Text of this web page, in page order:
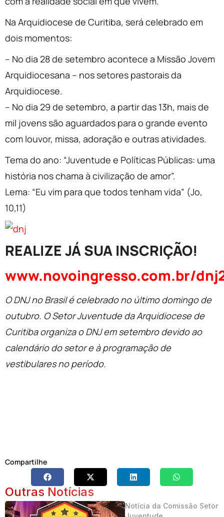
Na Arquidiocese de Curitiba, será celebrado em
dois momentos:
– No dia 28 de setembro acontece a Missão Jovem
Arquidiocesana – nos setores pastorais da
Arquidiocese.
– No dia 29 de setembro, a partir das 13h, mais de
mil jovens são aguardados para o grande evento
com louvor, missa, adoração e outras atividades.
Tema do ano: “Juventude e Políticas Públicas: uma
história nos chama à civilização de amor”.
Lema: “Eu vim para que todos tenham vida” (Jo,
10,11)
REALIZE JÁ SUA INSCRIÇÃO!
www.novoingresso.com.br/
O DNJ no Brasil é celebrado no último domingo de
outubro. O Setor Juventude da Arquidiocese de
Curitiba organiza o DNJ em setembro devido ao
calendário do setor e à programação de
vestibulares no período.
Compartilhe
Outras Notícias
Notícia da Comissão Setor